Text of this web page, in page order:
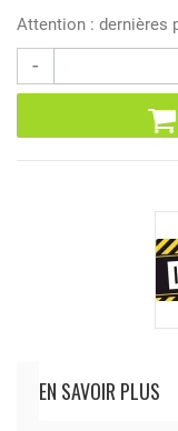
Attention : dernières
-
EN SAVOIR PLUS